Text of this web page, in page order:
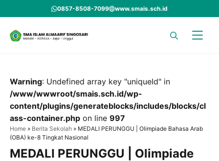
to
content
0857-8508-7099 www.smais.sch.id
Warning: Undefined array key "uniqueId" in
/www/wwwroot/smais.sch.id/wp-
content/plugins/generateblocks/includes/blocks/cl
ass-container.php on line 997
Home » Berita Sekolah » MEDALI PERUNGGU | Olimpiade Bahasa Arab
(OBA) ke-8 Tingkat Nasional
MEDALI PERUNGGU | Olimpiade